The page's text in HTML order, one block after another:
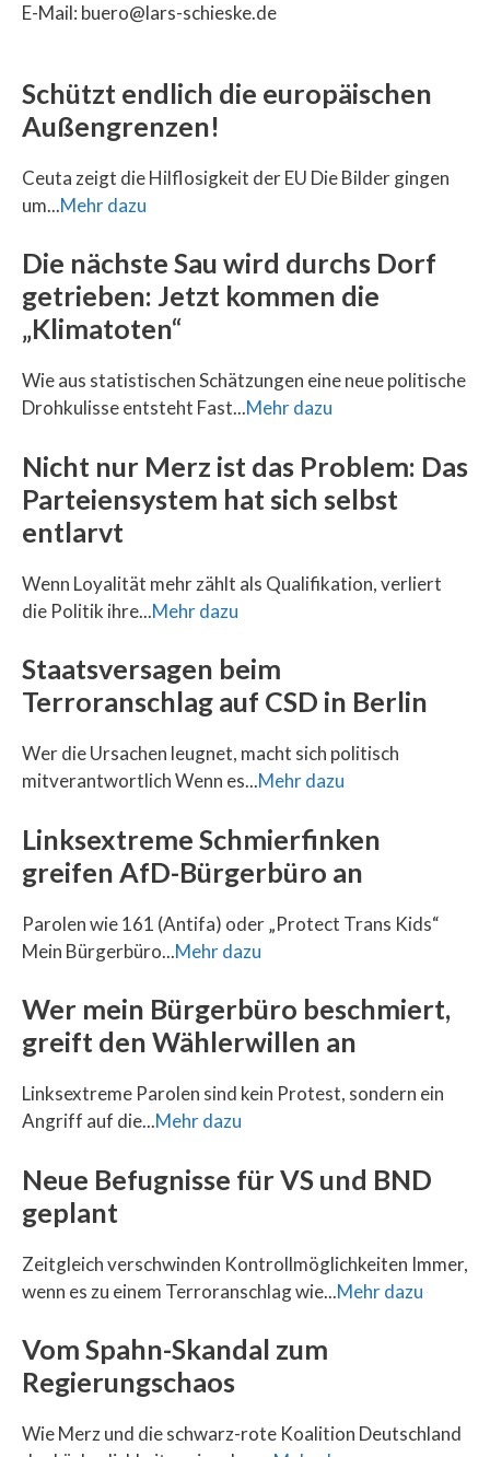
E-Mail: buero@lars-schieske.de
Schützt endlich die europäischen
Außengrenzen!
Ceuta zeigt die Hilflosigkeit der EU Die Bilder gingen
um...Mehr dazu
Die nächste Sau wird durchs Dorf
getrieben: Jetzt kommen die
„Klimatoten“
Wie aus statistischen Schätzungen eine neue politische
Drohkulisse entsteht Fast...Mehr dazu
Nicht nur Merz ist das Problem: Das
Parteiensystem hat sich selbst
entlarvt
Wenn Loyalität mehr zählt als Qualifikation, verliert
die Politik ihre...Mehr dazu
Staatsversagen beim
Terroranschlag auf CSD in Berlin
Wer die Ursachen leugnet, macht sich politisch
mitverantwortlich Wenn es...Mehr dazu
Linksextreme Schmierfinken
greifen AfD-Bürgerbüro an
Parolen wie 161 (Antifa) oder „Protect Trans Kids“
Mein Bürgerbüro...Mehr dazu
Wer mein Bürgerbüro beschmiert,
greift den Wählerwillen an
Linksextreme Parolen sind kein Protest, sondern ein
Angriff auf die...Mehr dazu
Neue Befugnisse für VS und BND
geplant
Zeitgleich verschwinden Kontrollmöglichkeiten Immer,
wenn es zu einem Terroranschlag wie...Mehr dazu
Vom Spahn-Skandal zum
Regierungschaos
Wie Merz und die schwarz-rote Koalition Deutschland